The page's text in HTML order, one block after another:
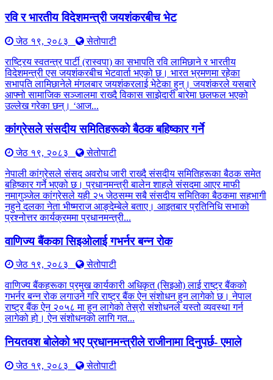
रवि र भारतीय विदेशमन्त्री जयशंकरबीच भेट
जेठ १९, २०८३
सेतोपाटी
राष्ट्रिय स्वतन्त्र पार्टी (रास्वपा) का सभापति रवि लामिछाने र भारतीय
विदेशमन्त्री एस जयशंकरबीच भेटवार्ता भएको छ। भारत भ्रमणमा रहेका
सभापति लामिछानेले मंगलबार जयशंकरलाई भेटेका हुन्। जयशंकरले यसबारे
आफ्नो सामाजिक सञ्जालमा राख्दै विकास साझेदारी बारेमा छलफल भएको
उल्लेख गरेका छन्। ‘आज...
कांग्रेसले संसदीय समितिहरूकाे बैठक बहिष्कार गर्ने
जेठ १९, २०८३
सेतोपाटी
नेपाली कांग्रेसले संसद अवरोध जारी राख्दै संसदीय समितिहरूका बैठक समेत
बहिष्कार गर्ने भएको छ। प्रधानमन्त्री बालेन शाहले संसदमा आएर माफी
नमागुञ्जेल कांग्रेसले यही २५ जेठसम्म सबै संसदीय समितिका बैठकमा सहभागी
नहुने दलका नेता भीष्मराज आङ्देम्बेले बताए। आइतबार प्रतिनिधि सभाको
प्रश्नोत्तर कार्यक्रममा प्रधानमन्त्री...
वाणिज्य बैंकका सिइओलाई गभर्नर बन्न रोक
जेठ १९, २०८३
सेतोपाटी
वाणिज्य बैंकहरूका प्रमुख कार्यकारी अधिकृत (सिइओ) लाई राष्ट्र बैंकको
गभर्नर बन्न रोक लगाउने गरि राष्ट्र बैंक ऐन संशोधन हुन लागेको छ। नेपाल
राष्ट्र बैंक ऐन २०५८ मा हुन लागेको तेस्रो संशोधनले यस्तो व्यवस्था गर्न
लागेको हो। ऐन संशोधनको लागि गत...
नियतवश बोलेको भए प्रधानमन्त्रीले राजीनामा दिनुपर्छ- एमाले
जेठ १९, २०८३
सेतोपाटी